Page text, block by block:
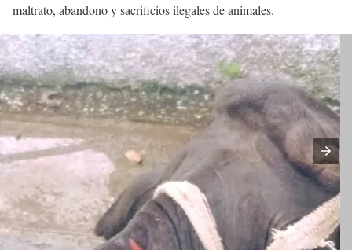
maltrato, abandono y sacrificios ilegales de animales.